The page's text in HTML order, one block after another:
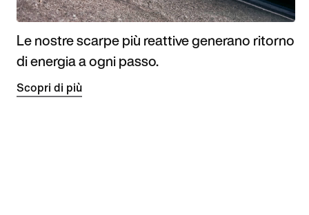
Le nostre scarpe più reattive generano ritorno
di energia a ogni passo.
Scopri di più